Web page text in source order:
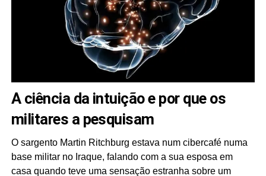
A ciência da intuição e por que os
militares a pesquisam
O sargento Martin Ritchburg estava num cibercafé numa
base militar no Iraque, falando com a sua esposa em
casa quando teve uma sensação estranha sobre um